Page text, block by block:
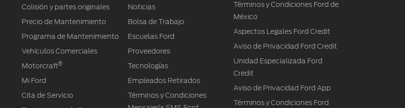
Colisión y partes originales
Precio de Mantenimiento
Programa de Mantenimiento
Vehículos Comerciales
Motorcraft®
Mi Ford
Cita de Servicio
Noticias
Bolsa de Trabajo
Escuelas Ford
Proveedores
Tecnologías
Empleados Retirados
Términos y Condiciones
Términos y Condiciones Ford de
México
Aspectos Legales Ford Credit
Aviso de Privacidad Ford Credit
Unidad Especializada Ford
Credit
Aviso de Privacidad Ford App
Términos y Condiciones Ford